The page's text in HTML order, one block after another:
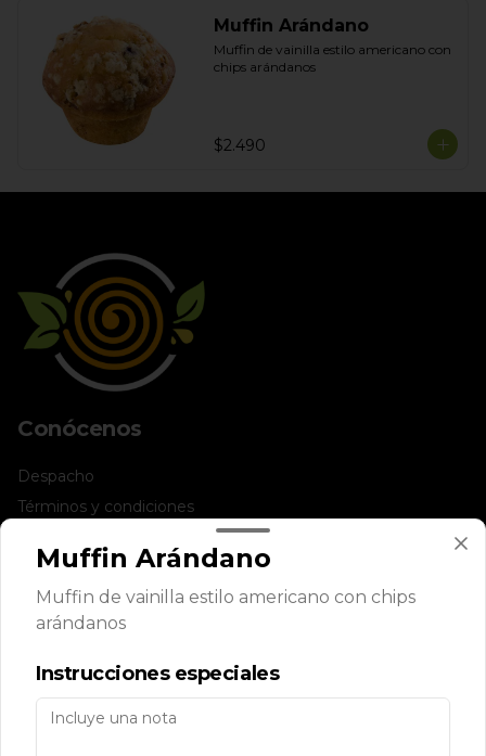
Muffin Arándano
Muffin de vainilla estilo americano con
chips arándanos
$2.490
Conócenos
Despacho
Términos y condiciones
Redes sociales
Instagram
Mi cuenta
Muffin Arándano
Muffin de vainilla estilo americano con chips
arándanos
Instrucciones especiales